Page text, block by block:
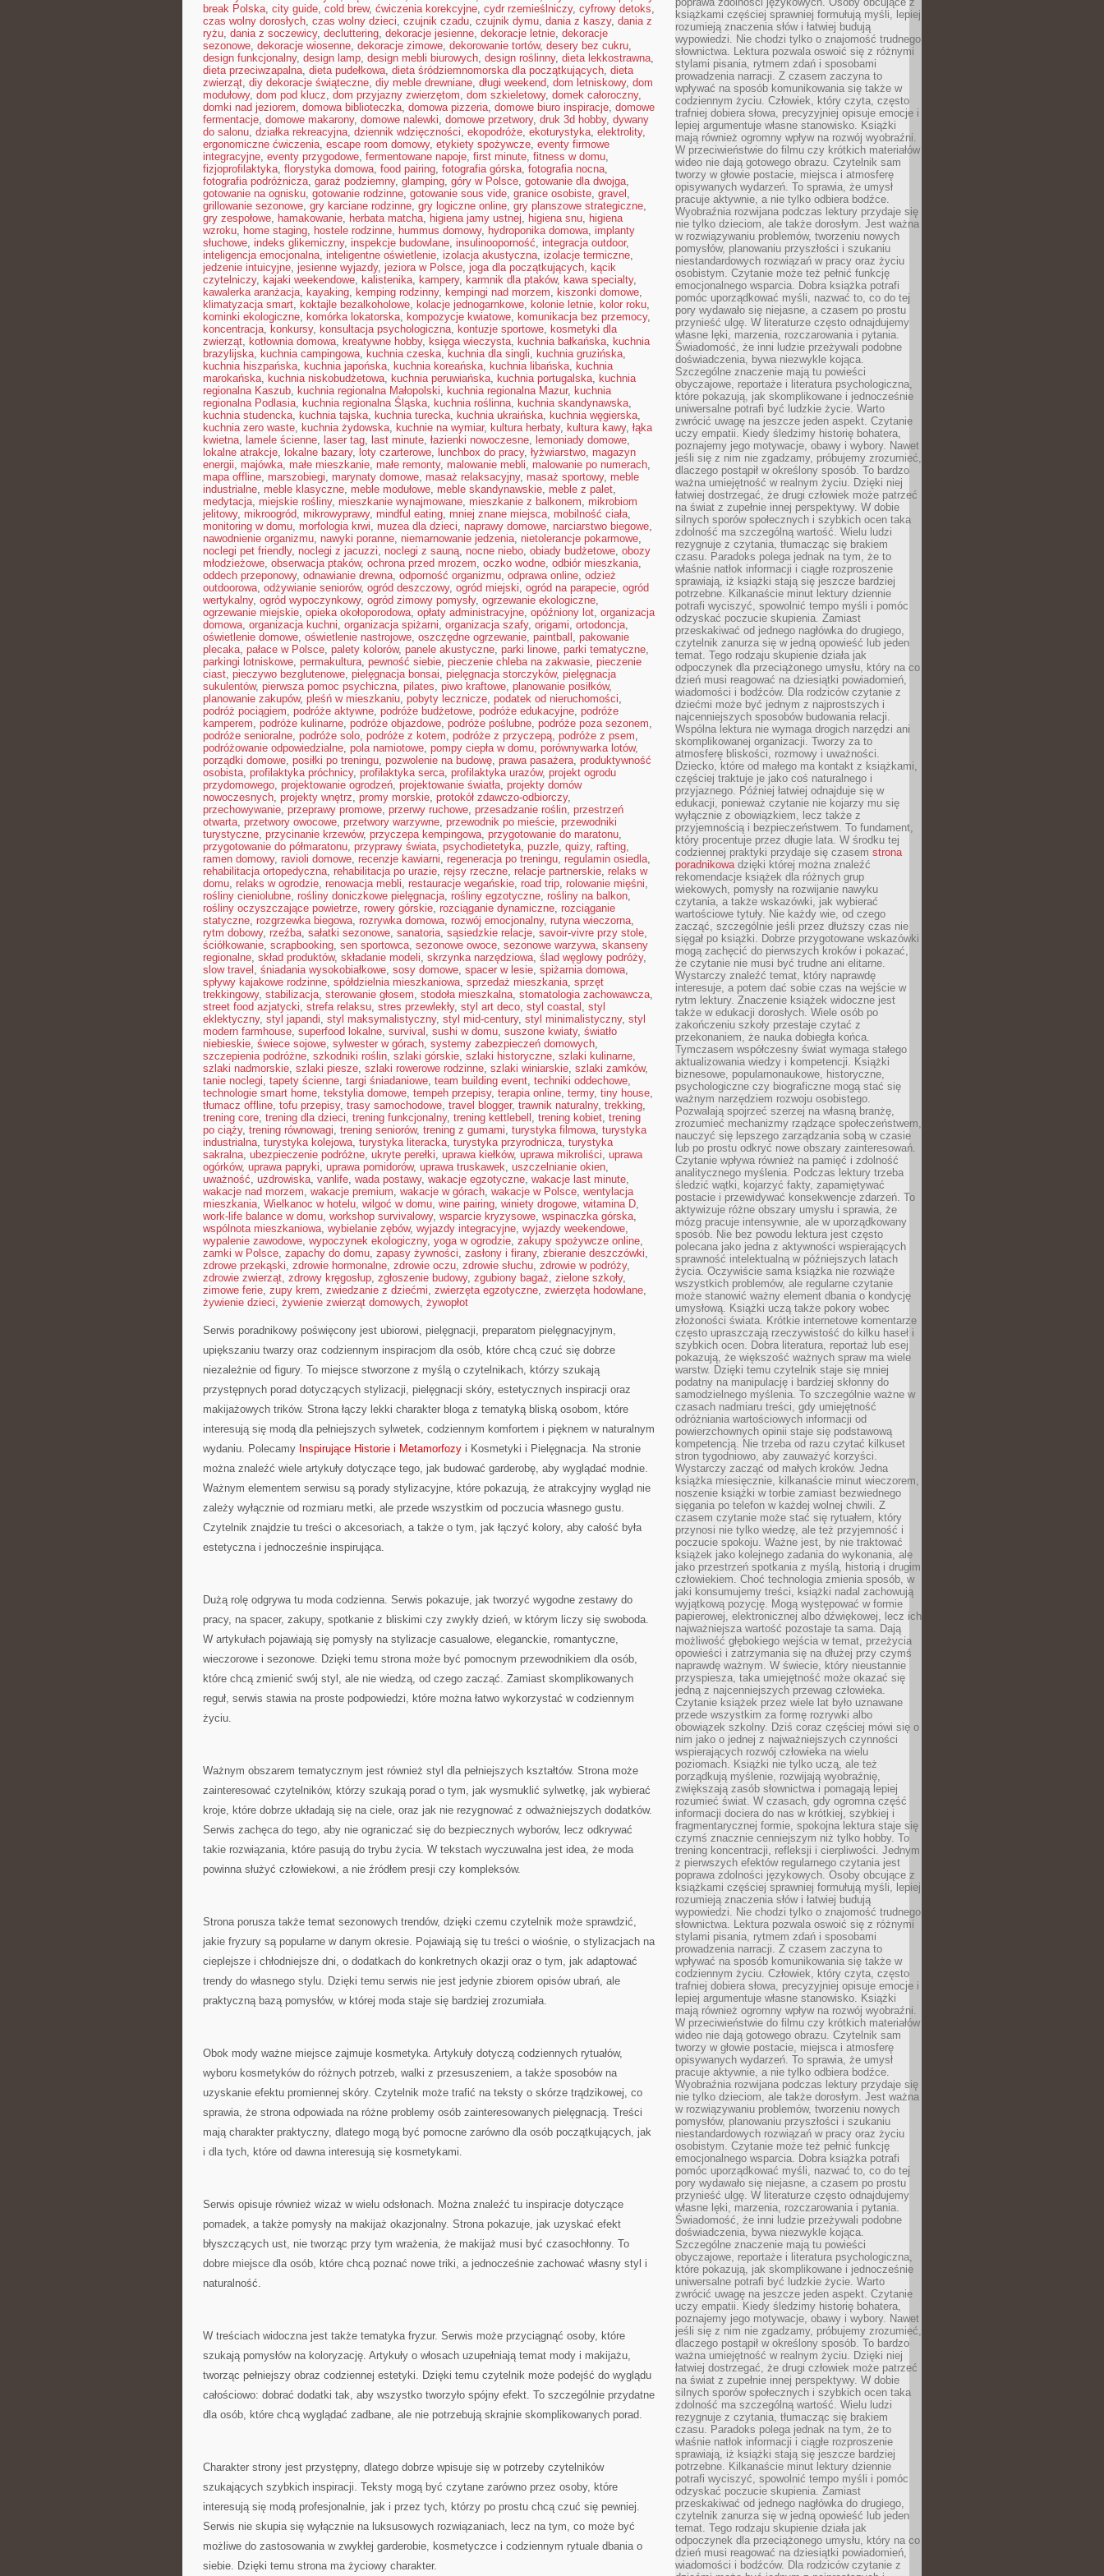
break Polska, city guide, cold brew, ćwiczenia korekcyjne, cydr rzemieślniczy, cyfrowy detoks,
czas wolny dorosłych, czas wolny dzieci, czujnik czadu, czujnik dymu, dania z kaszy, dania z
ryżu, dania z soczewicy, decluttering, dekoracje jesienne, dekoracje letnie, dekoracje
sezonowe, dekoracje wiosenne, dekoracje zimowe, dekorowanie tortów, desery bez cukru,
design funkcjonalny, design lamp, design mebli biurowych, design roślinny, dieta lekkostrawna,
dieta przeciwzapalna, dieta pudełkowa, dieta śródziemnomorska dla początkujących, dieta
zwierząt, diy dekoracje świąteczne, diy meble drewniane, długi weekend, dom letniskowy, dom
modułowy, dom pod klucz, dom przyjazny zwierzętom, dom szkieletowy, domek całoroczny,
domki nad jeziorem, domowa biblioteczka, domowa pizzeria, domowe biuro inspiracje, domowe
fermentacje, domowe makarony, domowe nalewki, domowe przetwory, druk 3d hobby, dywany
do salonu, działka rekreacyjna, dziennik wdzięczności, ekopodróże, ekoturystyka, elektrolity,
ergonomiczne ćwiczenia, escape room domowy, etykiety spożywcze, eventy firmowe
integracyjne, eventy przygodowe, fermentowane napoje, first minute, fitness w domu,
fizjoprofilaktyka, florystyka domowa, food pairing, fotografia górska, fotografia nocna,
fotografia podróżnicza, garaż podziemny, glamping, góry w Polsce, gotowanie dla dwojga,
gotowanie na ognisku, gotowanie rodzinne, gotowanie sous vide, granice osobiste, gravel ,
grillowanie sezonowe, gry karciane rodzinne, gry logiczne online, gry planszowe strategiczne,
gry zespołowe, hamakowanie, herbata matcha, higiena jamy ustnej, higiena snu, higiena
wzroku, home staging, hostele rodzinne, hummus domowy, hydroponika domowa, implanty
słuchowe, indeks glikemiczny, inspekcje budowlane, insulinooporność, integracja outdoor,
inteligencja emocjonalna, inteligentne oświetlenie, izolacja akustyczna, izolacje termiczne,
jedzenie intuicyjne, jesienne wyjazdy, jeziora w Polsce, joga dla początkujących, kącik
czytelniczy, kajaki weekendowe, kalistenika, kampery, karmnik dla ptaków, kawa specialty,
kawalerka aranżacja, kayaking, kemping rodzinny, kempingi nad morzem, kiszonki domowe,
klimatyzacja smart, koktajle bezalkoholowe, kolacje jednogarnkowe, kolonie letnie, kolor roku,
kominki ekologiczne, komórka lokatorska, kompozycje kwiatowe, komunikacja bez przemocy,
koncentracja, konkursy, konsultacja psychologiczna, kontuzje sportowe, kosmetyki dla
zwierząt, kotłownia domowa, kreatywne hobby, księga wieczysta, kuchnia bałkańska, kuchnia
brazylijska, kuchnia campingowa, kuchnia czeska, kuchnia dla singli, kuchnia gruzińska,
kuchnia hiszpańska, kuchnia japońska, kuchnia koreańska, kuchnia libańska, kuchnia
marokańska, kuchnia niskobudżetowa, kuchnia peruwiańska, kuchnia portugalska, kuchnia
regionalna Kaszub, kuchnia regionalna Małopolski, kuchnia regionalna Mazur, kuchnia
regionalna Podlasia, kuchnia regionalna Śląska, kuchnia roślinna, kuchnia skandynawska,
kuchnia studencka, kuchnia tajska, kuchnia turecka, kuchnia ukraińska, kuchnia węgierska,
kuchnia zero waste, kuchnia żydowska, kuchnie na wymiar, kultura herbaty, kultura kawy, łąka
kwietna, lamele ścienne, laser tag, last minute, łazienki nowoczesne, lemoniady domowe,
lokalne atrakcje, lokalne bazary, loty czarterowe, lunchbox do pracy, łyżwiarstwo, magazyn
energii, majówka, małe mieszkanie, małe remonty, malowanie mebli, malowanie po numerach,
mapa offline, marszobiegi, marynaty domowe, masaż relaksacyjny, masaż sportowy, meble
industrialne, meble klasyczne, meble modułowe, meble skandynawskie, meble z palet,
medytacja, miejskie rośliny, mieszkanie wynajmowane, mieszkanie z balkonem, mikrobiom
jelitowy, mikroogród, mikrowyprawy, mindful eating, mniej znane miejsca, mobilność ciała,
monitoring w domu, morfologia krwi, muzea dla dzieci, naprawy domowe, narciarstwo biegowe,
nawodnienie organizmu, nawyki poranne, niemarnowanie jedzenia, nietolerancje pokarmowe,
noclegi pet friendly, noclegi z jacuzzi, noclegi z sauną, nocne niebo, obiady budżetowe, obozy
młodzieżowe, obserwacja ptaków, ochrona przed mrozem, oczko wodne, odbiór mieszkania,
oddech przeponowy, odnawianie drewna, odporność organizmu, odprawa online, odzież
outdoorowa, odżywianie seniorów, ogród deszczowy, ogród miejski, ogród na parapecie, ogród
wertykalny, ogród wypoczynkowy, ogród zimowy pomysły, ogrzewanie ekologiczne,
ogrzewanie miejskie, opieka okołoporodowa, opłaty administracyjne, opóźniony lot, organizacja
domowa, organizacja kuchni, organizacja spiżarni, organizacja szafy, origami, ortodoncja,
oświetlenie domowe, oświetlenie nastrojowe, oszczędne ogrzewanie, paintball , pakowanie
plecaka, pałace w Polsce, palety kolorów, panele akustyczne, parki linowe, parki tematyczne,
parkingi lotniskowe, permakultura, pewność siebie, pieczenie chleba na zakwasie, pieczenie
ciast, pieczywo bezglutenowe, pielęgnacja bonsai, pielęgnacja storczyków, pielęgnacja
sukulentów, pierwsza pomoc psychiczna, pilates, piwo kraftowe, planowanie posiłków,
planowanie zakupów, pleśń w mieszkaniu, pobyty lecznicze, podatek od nieruchomości,
podróż pociągiem, podróże aktywne, podróże budżetowe, podróże edukacyjne, podróże
kamperem, podróże kulinarne, podróże objazdowe, podróże poślubne, podróże poza sezonem,
podróże senioralne, podróże solo, podróże z kotem, podróże z przyczepą, podróże z psem,
podróżowanie odpowiedzialne, pola namiotowe, pompy ciepła w domu, porównywarka lotów,
porządki domowe, posiłki po treningu, pozwolenie na budowę, prawa pasażera, produktywność
osobista, profilaktyka próchnicy, profilaktyka serca, profilaktyka urazów, projekt ogrodu
przydomowego, projektowanie ogrodzeń, projektowanie światła, projekty domów
nowoczesnych, projekty wnętrz, promy morskie, protokół zdawczo-odbiorczy,
przechowywanie, przeprawy promowe, przerwy ruchowe, przesadzanie roślin, przestrzeń
otwarta, przetwory owocowe, przetwory warzywne, przewodnik po mieście, przewodniki
turystyczne, przycinanie krzewów, przyczepa kempingowa, przygotowanie do maratonu,
przygotowanie do półmaratonu, przyprawy świata, psychodietetyka, puzzle, quizy, rafting,
ramen domowy, ravioli domowe, recenzje kawiarni, regeneracja po treningu, regulamin osiedla,
rehabilitacja ortopedyczna, rehabilitacja po urazie, rejsy rzeczne, relacje partnerskie, relaks w
domu, relaks w ogrodzie, renowacja mebli, restauracje wegańskie, road trip, rolowanie mięśni,
rośliny cieniolubne, rośliny doniczkowe pielęgnacja, rośliny egzotyczne, rośliny na balkon,
rośliny oczyszczające powietrze, rowery górskie, rozciąganie dynamiczne, rozciąganie
statyczne, rozgrzewka biegowa, rozrywka domowa, rozwój emocjonalny, rutyna wieczorna,
rytm dobowy, rzeźba, sałatki sezonowe, sanatoria, sąsiedzkie relacje, savoir-vivre przy stole,
ściółkowanie, scrapbooking, sen sportowca, sezonowe owoce, sezonowe warzywa, skanseny
regionalne, skład produktów, składanie modeli, skrzynka narzędziowa, ślad węglowy podróży,
slow travel , śniadania wysokobiałkowe, sosy domowe, spacer w lesie, spiżarnia domowa,
spływy kajakowe rodzinne, spółdzielnia mieszkaniowa, sprzedaż mieszkania, sprzęt
trekkingowy, stabilizacja, sterowanie głosem, stodoła mieszkalna, stomatologia zachowawcza,
street food azjatycki, strefa relaksu, stres przewlekły, styl art deco, styl coastal , styl
eklektyczny, styl japandi, styl maksymalistyczny, styl mid-century, styl minimalistyczny, styl
modern farmhouse, superfood lokalne, survival , sushi w domu, suszone kwiaty, światło
niebieskie, świece sojowe, sylwester w górach, systemy zabezpieczeń domowych,
szczepienia podróżne, szkodniki roślin, szlaki górskie, szlaki historyczne, szlaki kulinarne,
szlaki nadmorskie, szlaki piesze, szlaki rowerowe rodzinne, szlaki winiarskie, szlaki zamków,
tanie noclegi, tapety ścienne, targi śniadaniowe, team building event, techniki oddechowe,
technologie smart home, tekstylia domowe, tempeh przepisy, terapia online, termy, tiny house,
tłumacz offline, tofu przepisy, trasy samochodowe, travel blogger, trawnik naturalny, trekking,
trening core, trening dla dzieci, trening funkcjonalny, trening kettlebell , trening kobiet, trening
po ciąży, trening równowagi, trening seniorów, trening z gumami, turystyka filmowa, turystyka
industrialna, turystyka kolejowa, turystyka literacka, turystyka przyrodnicza, turystyka
sakralna, ubezpieczenie podróżne, ukryte perełki, uprawa kiełków, uprawa mikroliści, uprawa
ogórków, uprawa papryki, uprawa pomidorów, uprawa truskawek, uszczelnianie okien,
uważność, uzdrowiska, vanlife, wada postawy, wakacje egzotyczne, wakacje last minute,
wakacje nad morzem, wakacje premium, wakacje w górach, wakacje w Polsce, wentylacja
mieszkania, Wielkanoc w hotelu, wilgoć w domu, wine pairing, winiety drogowe, witamina D,
work-life balance w domu, workshop survivalowy, wsparcie kryzysowe, wspinaczka górska,
wspólnota mieszkaniowa, wybielanie zębów, wyjazdy integracyjne, wyjazdy weekendowe,
wypalenie zawodowe, wypoczynek ekologiczny, yoga w ogrodzie, zakupy spożywcze online,
zamki w Polsce, zapachy do domu, zapasy żywności, zasłony i firany, zbieranie deszczówki,
zdrowe przekąski, zdrowie hormonalne, zdrowie oczu, zdrowie słuchu, zdrowie w podróży,
zdrowie zwierząt, zdrowy kręgosłup, zgłoszenie budowy, zgubiony bagaż, zielone szkoły,
zimowe ferie, zupy krem, zwiedzanie z dziećmi, zwierzęta egzotyczne, zwierzęta hodowlane,
żywienie dzieci, żywienie zwierząt domowych, żywopłot
Serwis poradnikowy poświęcony jest ubiorowi, pielęgnacji, preparatom pielęgnacyjnym,
upiększaniu twarzy oraz codziennym inspiracjom dla osób, które chcą czuć się dobrze
niezależnie od figury. To miejsce stworzone z myślą o czytelnikach, którzy szukają
przystępnych porad dotyczących stylizacji, pielęgnacji skóry, estetycznych inspiracji oraz
makijażowych trików. Strona łączy lekki charakter bloga z tematyką bliską osobom, które
interesują się modą dla pełniejszych sylwetek, codziennym komfortem i pięknem w naturalnym
wydaniu. Polecamy Inspirujące Historie i Metamorfozy i Kosmetyki i Pielęgnacja. Na stronie
można znaleźć wiele artykuły dotyczące tego, jak budować garderobę, aby wyglądać modnie.
Ważnym elementem serwisu są porady stylizacyjne, które pokazują, że atrakcyjny wygląd nie
zależy wyłącznie od rozmiaru metki, ale przede wszystkim od poczucia własnego gustu.
Czytelnik znajdzie tu treści o akcesoriach, a także o tym, jak łączyć kolory, aby całość była
estetyczna i jednocześnie inspirująca.
Dużą rolę odgrywa tu moda codzienna. Serwis pokazuje, jak tworzyć wygodne zestawy do
pracy, na spacer, zakupy, spotkanie z bliskimi czy zwykły dzień, w którym liczy się swoboda.
W artykułach pojawiają się pomysły na stylizacje casualowe, eleganckie, romantyczne,
wieczorowe i sezonowe. Dzięki temu strona może być pomocnym przewodnikiem dla osób,
które chcą zmienić swój styl, ale nie wiedzą, od czego zacząć. Zamiast skomplikowanych
reguł, serwis stawia na proste podpowiedzi, które można łatwo wykorzystać w codziennym
życiu.
Ważnym obszarem tematycznym jest również styl dla pełniejszych kształtów. Strona może
zainteresować czytelników, którzy szukają porad o tym, jak wysmuklić sylwetkę, jak wybierać
kroje, które dobrze układają się na ciele, oraz jak nie rezygnować z odważniejszych dodatków.
Serwis zachęca do tego, aby nie ograniczać się do bezpiecznych wyborów, lecz odkrywać
takie rozwiązania, które pasują do trybu życia. W tekstach wyczuwalna jest idea, że moda
powinna służyć człowiekowi, a nie źródłem presji czy kompleksów.
Strona porusza także temat sezonowych trendów, dzięki czemu czytelnik może sprawdzić,
jakie fryzury są popularne w danym okresie. Pojawiają się tu treści o wiośnie, o stylizacjach na
cieplejsze i chłodniejsze dni, o dodatkach do konkretnych okazji oraz o tym, jak adaptować
trendy do własnego stylu. Dzięki temu serwis nie jest jedynie zbiorem opisów ubrań, ale
praktyczną bazą pomysłów, w której moda staje się bardziej zrozumiała.
Obok mody ważne miejsce zajmuje kosmetyka. Artykuły dotyczą codziennych rytuałów,
wyboru kosmetyków do różnych potrzeb, walki z przesuszeniem, a także sposobów na
uzyskanie efektu promiennej skóry. Czytelnik może trafić na teksty o skórze trądzikowej, co
sprawia, że strona odpowiada na różne problemy osób zainteresowanych pielęgnacją. Treści
mają charakter praktyczny, dlatego mogą być pomocne zarówno dla osób początkujących, jak
i dla tych, które od dawna interesują się kosmetykami.
Serwis opisuje również wizaż w wielu odsłonach. Można znaleźć tu inspiracje dotyczące
pomadek, a także pomysły na makijaż okazjonalny. Strona pokazuje, jak uzyskać efekt
błyszczących ust, nie tworząc przy tym wrażenia, że makijaż musi być czasochłonny. To
dobre miejsce dla osób, które chcą poznać nowe triki, a jednocześnie zachować własny styl i
naturalność.
W treściach widoczna jest także tematyka fryzur. Serwis może przyciągnąć osoby, które
szukają pomysłów na koloryzację. Artykuły o włosach uzupełniają temat mody i makijażu,
tworząc pełniejszy obraz codziennej estetyki. Dzięki temu czytelnik może podejść do wyglądu
całościowo: dobrać dodatki tak, aby wszystko tworzyło spójny efekt. To szczególnie przydatne
dla osób, które chcą wyglądać zadbane, ale nie potrzebują skrajnie skomplikowanych porad.
Charakter strony jest przystępny, dlatego dobrze wpisuje się w potrzeby czytelników
szukających szybkich inspiracji. Teksty mogą być czytane zarówno przez osoby, które
interesują się modą profesjonalnie, jak i przez tych, którzy po prostu chcą czuć się pewniej.
Serwis nie skupia się wyłącznie na luksusowych rozwiązaniach, lecz na tym, co może być
możliwe do zastosowania w zwykłej garderobie, kosmetyczce i codziennym rytuale dbania o
siebie. Dzięki temu strona ma życiowy charakter.
książkami częściej sprawniej formułują myśli, lepiej
rozumieją znaczenia słów i łatwiej budują
wypowiedzi. Nie chodzi tylko o znajomość trudnego
słownictwa. Lektura pozwala oswoić się z różnymi
stylami pisania, rytmem zdań i sposobami
prowadzenia narracji. Z czasem zaczyna to
wpływać na sposób komunikowania się także w
codziennym życiu. Człowiek, który czyta, często
trafniej dobiera słowa, precyzyjniej opisuje emocje i
lepiej argumentuje własne stanowisko. Książki
mają również ogromny wpływ na rozwój wyobraźni.
W przeciwieństwie do filmu czy krótkich materiałów
wideo nie dają gotowego obrazu. Czytelnik sam
tworzy w głowie postacie, miejsca i atmosferę
opisywanych wydarzeń. To sprawia, że umysł
pracuje aktywnie, a nie tylko odbiera bodźce.
Wyobraźnia rozwijana podczas lektury przydaje się
nie tylko dzieciom, ale także dorosłym. Jest ważna
w rozwiązywaniu problemów, tworzeniu nowych
pomysłów, planowaniu przyszłości i szukaniu
niestandardowych rozwiązań w pracy oraz życiu
osobistym. Czytanie może też pełnić funkcję
emocjonalnego wsparcia. Dobra książka potrafi
pomóc uporządkować myśli, nazwać to, co do tej
pory wydawało się niejasne, a czasem po prostu
przynieść ulgę. W literaturze często odnajdujemy
własne lęki, marzenia, rozczarowania i pytania.
Świadomość, że inni ludzie przeżywali podobne
doświadczenia, bywa niezwykle kojąca.
Szczególne znaczenie mają tu powieści
obyczajowe, reportaże i literatura psychologiczna,
które pokazują, jak skomplikowane i jednocześnie
uniwersalne potrafi być ludzkie życie. Warto
zwrócić uwagę na jeszcze jeden aspekt. Czytanie
uczy empatii. Kiedy śledzimy historię bohatera,
poznajemy jego motywacje, obawy i wybory. Nawet
jeśli się z nim nie zgadzamy, próbujemy zrozumieć,
dlaczego postąpił w określony sposób. To bardzo
ważna umiejętność w realnym życiu. Dzięki niej
łatwiej dostrzegać, że drugi człowiek może patrzeć
na świat z zupełnie innej perspektywy. W dobie
silnych sporów społecznych i szybkich ocen taka
zdolność ma szczególną wartość. Wielu ludzi
rezygnuje z czytania, tłumacząc się brakiem
czasu. Paradoks polega jednak na tym, że to
właśnie natłok informacji i ciągłe rozproszenie
sprawiają, iż książki stają się jeszcze bardziej
potrzebne. Kilkanaście minut lektury dziennie
potrafi wyciszyć, spowolnić tempo myśli i pomóc
odzyskać poczucie skupienia. Zamiast
przeskakiwać od jednego nagłówka do drugiego,
czytelnik zanurza się w jedną opowieść lub jeden
temat. Tego rodzaju skupienie działa jak
odpoczynek dla przeciążonego umysłu, który na co
dzień musi reagować na dziesiątki powiadomień,
wiadomości i bodźców. Dla rodziców czytanie z
dziećmi może być jednym z najprostszych i
najcenniejszych sposobów budowania relacji.
Wspólna lektura nie wymaga drogich narzędzi ani
skomplikowanej organizacji. Tworzy za to
atmosferę bliskości, rozmowy i uważności.
Dziecko, które od małego ma kontakt z książkami,
częściej traktuje je jako coś naturalnego i
przyjaznego. Później łatwiej odnajduje się w
edukacji, ponieważ czytanie nie kojarzy mu się
wyłącznie z obowiązkiem, lecz także z
przyjemnością i bezpieczeństwem. To fundament,
który procentuje przez długie lata. W środku tej
codziennej praktyki przydaje się czasem strona
poradnikowadzięki której można znaleźć
rekomendacje książek dla różnych grup
wiekowych, pomysły na rozwijanie nawyku
czytania, a także wskazówki, jak wybierać
wartościowe tytuły. Nie każdy wie, od czego
zacząć, szczególnie jeśli przez dłuższy czas nie
sięgał po książki. Dobrze przygotowane wskazówki
mogą zachęcić do pierwszych kroków i pokazać,
że czytanie nie musi być trudne ani elitarne.
Wystarczy znaleźć temat, który naprawdę
interesuje, a potem dać sobie czas na wejście w
rytm lektury. Znaczenie książek widoczne jest
także w edukacji dorosłych. Wiele osób po
zakończeniu szkoły przestaje czytać z
przekonaniem, że nauka dobiegła końca.
Tymczasem współczesny świat wymaga stałego
aktualizowania wiedzy i kompetencji. Książki
biznesowe, popularnonaukowe, historyczne,
psychologiczne czy biograficzne mogą stać się
ważnym narzędziem rozwoju osobistego.
Pozwalają spojrzeć szerzej na własną branżę,
zrozumieć mechanizmy rządzące społeczeństwem,
nauczyć się lepszego zarządzania sobą w czasie
lub po prostu odkryć nowe obszary zainteresowań.
Czytanie wpływa również na pamięć i zdolność
analitycznego myślenia. Podczas lektury trzeba
śledzić wątki, kojarzyć fakty, zapamiętywać
postacie i przewidywać konsekwencje zdarzeń. To
aktywizuje różne obszary umysłu i sprawia, że
mózg pracuje intensywnie, ale w uporządkowany
sposób. Nie bez powodu lektura jest często
polecana jako jedna z aktywności wspierających
sprawność intelektualną w późniejszych latach
życia. Oczywiście sama książka nie rozwiąże
wszystkich problemów, ale regularne czytanie
może stanowić ważny element dbania o kondycję
umysłową. Książki uczą także pokory wobec
złożoności świata. Krótkie internetowe komentarze
często upraszczają rzeczywistość do kilku haseł i
szybkich ocen. Dobra literatura, reportaż lub esej
pokazują, że większość ważnych spraw ma wiele
warstw. Dzięki temu czytelnik staje się mniej
podatny na manipulację i bardziej skłonny do
samodzielnego myślenia. To szczególnie ważne w
czasach nadmiaru treści, gdy umiejętność
odróżniania wartościowych informacji od
powierzchownych opinii staje się podstawową
kompetencją. Nie trzeba od razu czytać kilkuset
stron tygodniowo, aby zauważyć korzyści.
Wystarczy zacząć od małych kroków. Jedna
książka miesięcznie, kilkanaście minut wieczorem,
noszenie książki w torbie zamiast bezwiednego
sięgania po telefon w każdej wolnej chwili. Z
czasem czytanie może stać się rytuałem, który
przynosi nie tylko wiedzę, ale też przyjemność i
poczucie spokoju. Ważne jest, by nie traktować
książek jako kolejnego zadania do wykonania, ale
jako przestrzeń spotkania z myślą, historią i drugim
człowiekiem. Choć technologia zmienia sposób, w
jaki konsumujemy treści, książki nadal zachowują
wyjątkową pozycję. Mogą występować w formie
papierowej, elektronicznej albo dźwiękowej, lecz ich
najważniejsza wartość pozostaje ta sama. Dają
możliwość głębokiego wejścia w temat, przeżycia
opowieści i zatrzymania się na dłużej przy czymś
naprawdę ważnym. W świecie, który nieustannie
przyspiesza, taka umiejętność może okazać się
jedną z najcenniejszych przewag człowieka.
Czytanie książek przez wiele lat było uznawane
przede wszystkim za formę rozrywki albo
obowiązek szkolny. Dziś coraz częściej mówi się o
nim jako o jednej z najważniejszych czynności
wspierających rozwój człowieka na wielu
poziomach. Książki nie tylko uczą, ale też
porządkują myślenie, rozwijają wyobraźnię,
zwiększają zasób słownictwa i pomagają lepiej
rozumieć świat. W czasach, gdy ogromna część
informacji dociera do nas w krótkiej, szybkiej i
fragmentarycznej formie, spokojna lektura staje się
czymś znacznie cenniejszym niż tylko hobby. To
trening koncentracji, refleksji i cierpliwości. Jednym
z pierwszych efektów regularnego czytania jest
poprawa zdolności językowych. Osoby obcujące z
książkami częściej sprawniej formułują myśli, lepiej
rozumieją znaczenia słów i łatwiej budują
wypowiedzi. Nie chodzi tylko o znajomość trudnego
słownictwa. Lektura pozwala oswoić się z różnymi
stylami pisania, rytmem zdań i sposobami
prowadzenia narracji. Z czasem zaczyna to
wpływać na sposób komunikowania się także w
codziennym życiu. Człowiek, który czyta, często
trafniej dobiera słowa, precyzyjniej opisuje emocje i
lepiej argumentuje własne stanowisko. Książki
mają również ogromny wpływ na rozwój wyobraźni.
W przeciwieństwie do filmu czy krótkich materiałów
wideo nie dają gotowego obrazu. Czytelnik sam
tworzy w głowie postacie, miejsca i atmosferę
opisywanych wydarzeń. To sprawia, że umysł
pracuje aktywnie, a nie tylko odbiera bodźce.
Wyobraźnia rozwijana podczas lektury przydaje się
nie tylko dzieciom, ale także dorosłym. Jest ważna
w rozwiązywaniu problemów, tworzeniu nowych
pomysłów, planowaniu przyszłości i szukaniu
niestandardowych rozwiązań w pracy oraz życiu
osobistym. Czytanie może też pełnić funkcję
emocjonalnego wsparcia. Dobra książka potrafi
pomóc uporządkować myśli, nazwać to, co do tej
pory wydawało się niejasne, a czasem po prostu
przynieść ulgę. W literaturze często odnajdujemy
własne lęki, marzenia, rozczarowania i pytania.
Świadomość, że inni ludzie przeżywali podobne
doświadczenia, bywa niezwykle kojąca.
Szczególne znaczenie mają tu powieści
obyczajowe, reportaże i literatura psychologiczna,
które pokazują, jak skomplikowane i jednocześnie
uniwersalne potrafi być ludzkie życie. Warto
zwrócić uwagę na jeszcze jeden aspekt. Czytanie
uczy empatii. Kiedy śledzimy historię bohatera,
poznajemy jego motywacje, obawy i wybory. Nawet
jeśli się z nim nie zgadzamy, próbujemy zrozumieć,
dlaczego postąpił w określony sposób. To bardzo
ważna umiejętność w realnym życiu. Dzięki niej
łatwiej dostrzegać, że drugi człowiek może patrzeć
na świat z zupełnie innej perspektywy. W dobie
silnych sporów społecznych i szybkich ocen taka
zdolność ma szczególną wartość. Wielu ludzi
rezygnuje z czytania, tłumacząc się brakiem
czasu. Paradoks polega jednak na tym, że to
właśnie natłok informacji i ciągłe rozproszenie
sprawiają, iż książki stają się jeszcze bardziej
potrzebne. Kilkanaście minut lektury dziennie
potrafi wyciszyć, spowolnić tempo myśli i pomóc
odzyskać poczucie skupienia. Zamiast
przeskakiwać od jednego nagłówka do drugiego,
czytelnik zanurza się w jedną opowieść lub jeden
temat. Tego rodzaju skupienie działa jak
odpoczynek dla przeciążonego umysłu, który na co
dzień musi reagować na dziesiątki powiadomień,
wiadomości i bodźców. Dla rodziców czytanie z